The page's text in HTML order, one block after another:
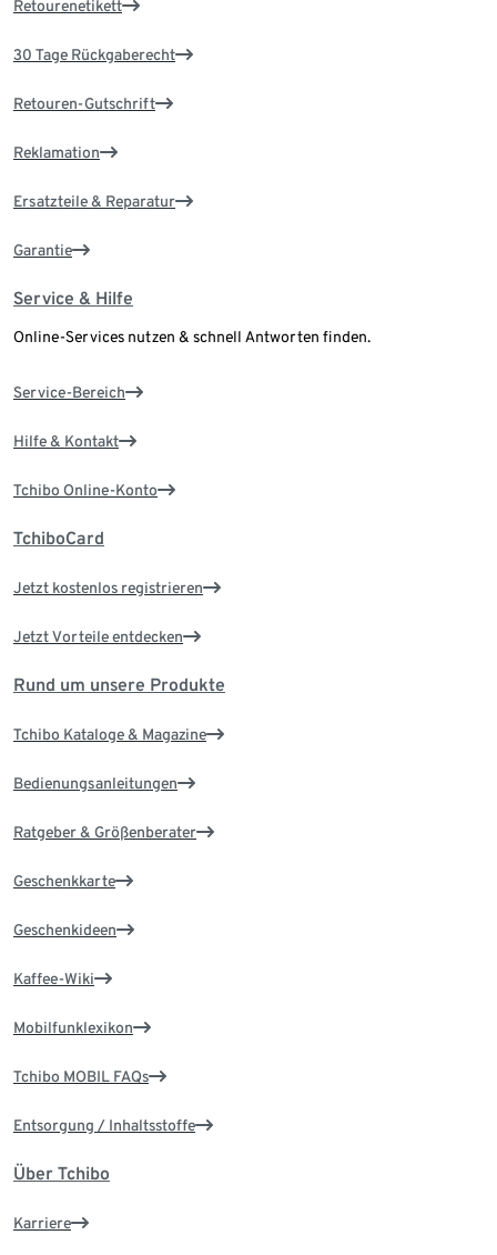
Retourenetikett
30 Tage Rückgaberecht
Retouren-Gutschrift
Reklamation
Ersatzteile & Reparatur
Garantie
Service & Hilfe
Online-Services nutzen & schnell Antworten finden.
Service-Bereich
Hilfe & Kontakt
Tchibo Online-Konto
TchiboCard
Jetzt kostenlos registrieren
Jetzt Vorteile entdecken
Rund um unsere Produkte
Tchibo Kataloge & Magazine
Bedienungsanleitungen
Ratgeber & Größenberater
Geschenkkarte
Geschenkideen
Kaffee-Wiki
Mobilfunklexikon
Tchibo MOBIL FAQs
Entsorgung / Inhaltsstoffe
Über Tchibo
Karriere